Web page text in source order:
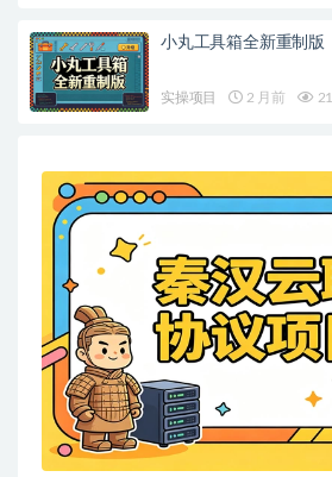
小丸工具箱全新重制版
实操项目 2 月前 21